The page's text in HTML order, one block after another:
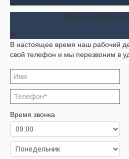
Двери входные
Окна и балконы
Кондиционеры
Акции
Корзина
Заказать звонок
Заказ обратного звонка
Заказ
В настоящее время наш рабочий
свой телефон и мы перезвоним в
Время звонка